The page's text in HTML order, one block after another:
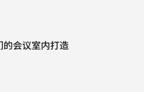
会议室内打造